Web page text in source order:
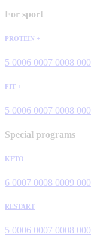
For sport
PROTEIN +
5 0006 0007 0008 000
FIT +
5 0006 0007 0008 000
Special programs
KETO
6 0007 0008 0009 000
RESTART
5 0006 0007 0008 000